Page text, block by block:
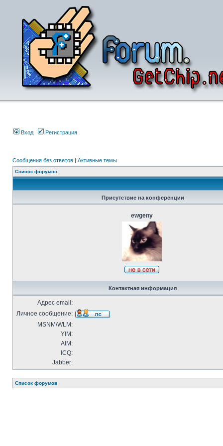
Вход Регистрация
Сообщения без ответов | Активные темы
Список форумов
Присутствие на конференции
ewgeny
Контактная информация
Адрес email:
Личное сообщение:
MSNM/WLM:
YIM:
AIM:
ICQ:
Jabber:
Список форумов